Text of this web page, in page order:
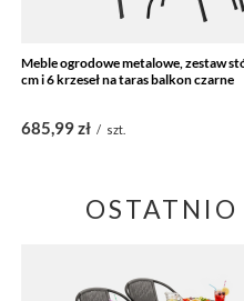
Meble ogrodowe metalowe, zestaw
cm i 6 krzeseł na taras balkon czarne
685,99 zł / szt.